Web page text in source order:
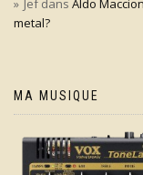
Jef dans Aldo
metal?
MA MUSIQUE